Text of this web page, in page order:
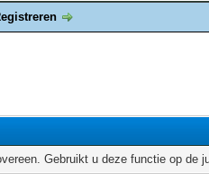
Gebruikt u deze functie op de